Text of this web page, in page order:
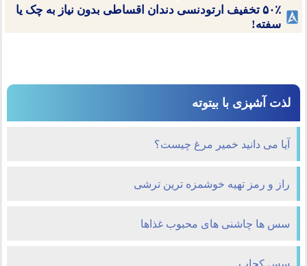
۵۰٪ تخفیف ارتودنسی دندان اقساطی بدون نیاز به چک یا
سفته!
لذت آشپزی با بیتوته
آیا می دانید خمیر مرغ چیست؟
راز و رمز تهیه خوشمزه ترین ترشی
سس ها چاشنی های محبوب غذاها
سس کچاپ